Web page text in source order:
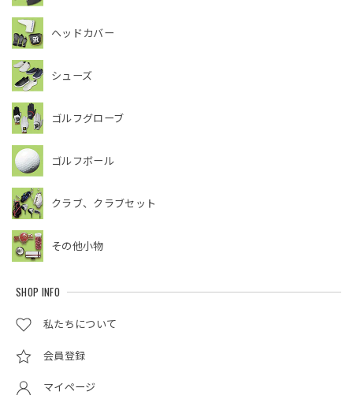
ヘッドカバー
シューズ
ゴルフグローブ
ゴルフボール
クラブ、クラブセット
その他小物
SHOP INFO
私たちについて
会員登録
マイページ